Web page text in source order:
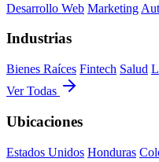
Desarrollo Web Marketing
Industrias
Bienes Raíces Fintech Salud
Ver Todas
Ubicaciones
Estados Unidos Honduras